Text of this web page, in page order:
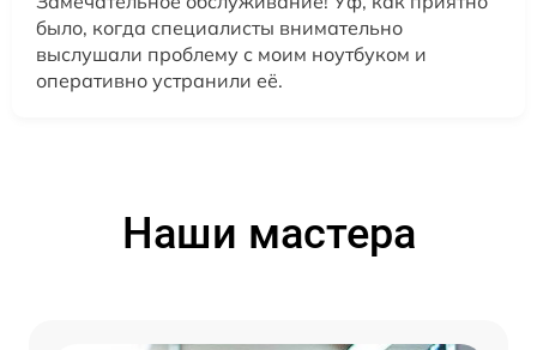
было, когда специалисты внимательно
выслушали проблему с моим ноутбуком и
оперативно устранили её.
Наши мастера